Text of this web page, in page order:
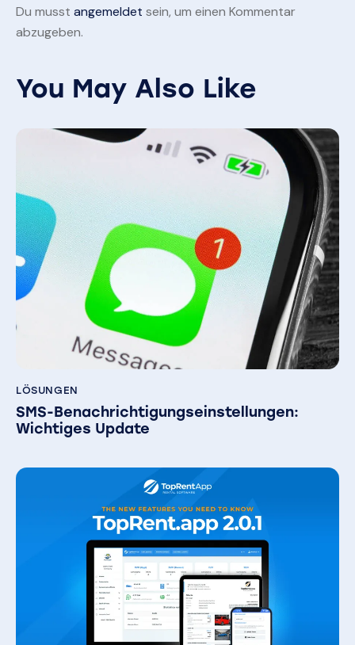
Du musst angemeldet sein, um einen Kommentar
abzugeben.
You May Also Like
LÖSUNGEN
SMS-Benachrichtigungseinstellungen:
Wichtiges Update